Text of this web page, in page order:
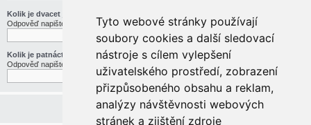
Tyto webové stránky používají
soubory cookies a další sledovací
nástroje s cílem vylepšení
uživatelského prostředí, zobrazení
přizpůsobeného obsahu a reklam,
analýzy návštěvnosti webových
stránek a zjištění zdroje
Kolik je dvacet jedna děleno třemi
Odpověď napište slovy
Kolik je patnáct mínus pět
Odpověď napište slovy